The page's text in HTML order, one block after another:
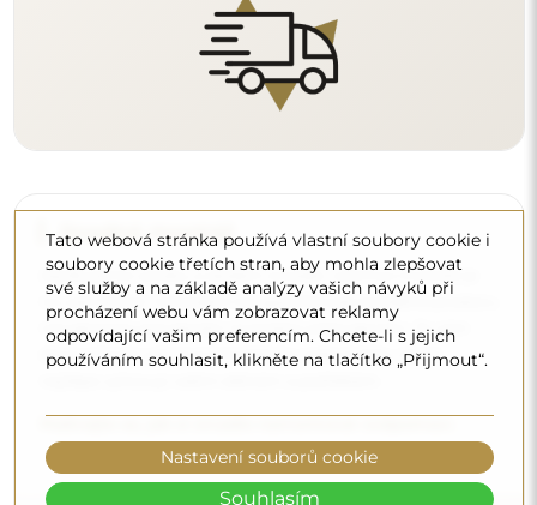
Čištění a péče
Pro zachování optimálního lesku stačí utěrka z
mikrovlákna a teplá voda. Pokud se rozhodnete pro
si zrcadlo zachová krásný odraz po mnoho let.
Tato webová stránka používá vlastní soubory cookie i
soubory cookie třetích stran, aby mohla zlepšovat
své služby a na základě analýzy vašich návyků při
procházení webu vám zobrazovat reklamy
odpovídající vašim preferencím. Chcete-li s jejich
používáním souhlasit, klikněte na tlačítko „Přijmout“.
Nastavení souborů cookie
Souhlasím